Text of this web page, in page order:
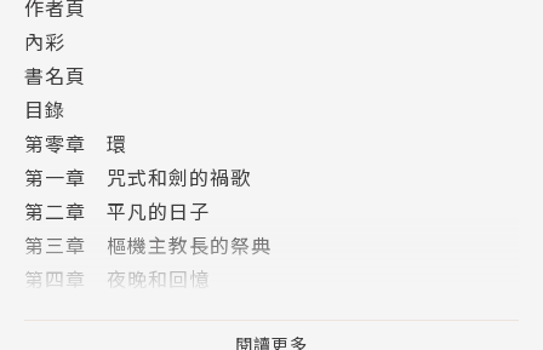
會緊張到翻白眼說出「雖然是處女作還是請大家多多捧
場！」這種不知是真是假的發言的害羞人士。
插畫者簡介
宮城（Miyagi）
出身於北海道野付郡。
愛睡覺，經常發呆。
作者頁
內彩
書名頁
目錄
第零章 環
第一章 咒式和劍的禍歌
第二章 平凡的日子
第三章 樞機主教長的祭典
第四章 夜晚和回憶
閱讀更多